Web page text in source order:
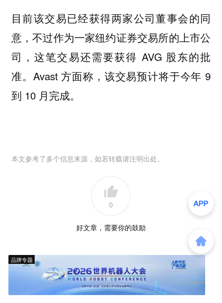
目前该交易已经获得两家公司董事会的同
意，不过作为一家纽约证券交易所的上市公
司，这笔交易还需要获得 AVG 股东的批
准。Avast 方面称，该交易预计将于今年 9
到 10 月完成。
本文参考了多个信息来源，如若转载请注明出处。
0
好文章，需要你的鼓励
品牌专题